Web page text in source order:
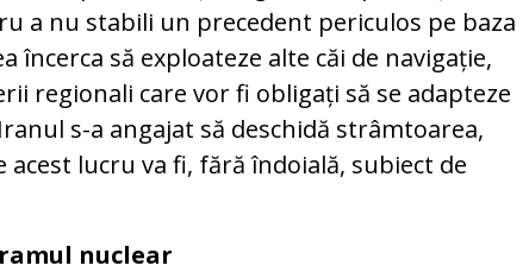
a nu stabili un precedent periculos pe baza
încerca să exploateze alte căi de navigație,
regionali care vor fi obligați să se adapteze
s-a angajat să deschidă strâmtoarea,
acest lucru va fi, fără îndoială, subiect de
nuclear